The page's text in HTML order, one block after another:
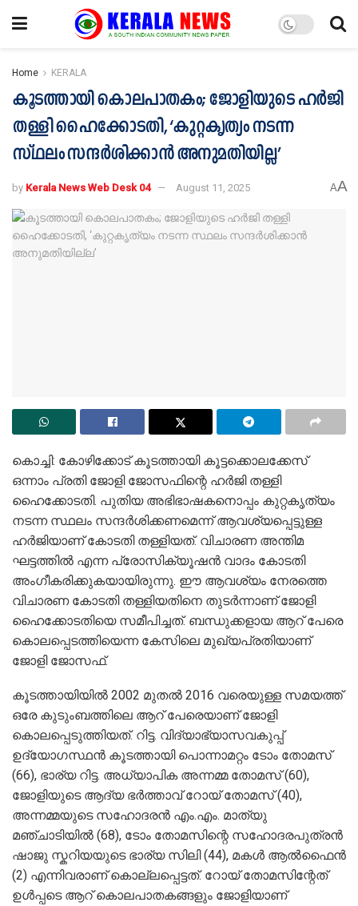
Home KERALA
കൂടത്തായി കൊലപാതകം; ജോളിയുടെ ഹർജി
തള്ളി ഹൈക്കോടതി, ‘കുറ്റകൃത്യം നടന്ന
സ്ഥലം സന്ദർശിക്കാന്‍ അനുമതിയില്ല’
by Kerala News Web Desk 04 August 11, 2025 AA
കൊച്ചി: കോഴിക്കോട് കൂടത്തായി കൂട്ടക്കൊലക്കേസ്
ഒന്നാം പ്രതി ജോളി ജോസഫിന്റെ ഹർജി തള്ളി
ഹൈക്കോടതി. പുതിയ അഭിഭാഷകനൊപ്പം കുറ്റകൃത്യം
നടന്ന സ്ഥലം സന്ദർശിക്കണമെന്ന് ആവശ്യപ്പെട്ടുള്ള
ഹർജിയാണ് കോടതി തള്ളിയത്. വിചാരണ അന്തിമ
ഘട്ടത്തിൽ എന്ന പ്രോസിക്യൂഷൻ വാദം കോടതി
അംഗീകരിക്കുകയായിരുന്നു. ഈ ആവശ്യം നേരത്തെ
വിചാരണ കോടതി തള്ളിയതിനെ തുടർന്നാണ് ജോളി
ഹൈക്കോടതിയെ സമീപിച്ചത്. ബന്ധുക്കളായ ആറ് പേരെ
കൊലപ്പെടത്തിയെന്ന കേസിലെ മുഖ്യപ്രതിയാണ്
ജോളി ജോസഫ്.
കൂടത്തായിയിൽ 2002 മുതൽ 2016 വരെയുള്ള സമയത്ത്
ഒരേ കുടുംബത്തിലെ ആറ് പേരെയാണ് ജോളി
കൊലപ്പെടുത്തിയത്. റിട്ട. വിദ്യാഭ്യാസവകുപ്പ്
ഉദ്യോഗസ്ഥൻ കൂടത്തായി പൊന്നാമറ്റം ടോം തോമസ്
(66), ഭാര്യ റിട്ട. അധ്യാപിക അന്നമ്മ തോമസ് (60),
ജോളിയുടെ ആദ്യ ഭർത്താവ് റോയ് തോമസ് (40),
അന്നമ്മയുടെ സഹോദരൻ എം.എം. മാത്യു
മഞ്ചാടിയിൽ (68), ടോം തോമസിന്റെ സഹോദരപുത്രൻ
ഷാജു സ്കറിയയുടെ ഭാര്യ സിലി (44), മകൾ ആൽഫൈൻ
(2) എന്നിവരാണ് കൊല്ലപ്പെട്ടത്. റോയ് തോമസിന്റേത്
ഉൾപ്പടെ ആറ് കൊലപാതകങ്ങളും ജോളിയാണ്